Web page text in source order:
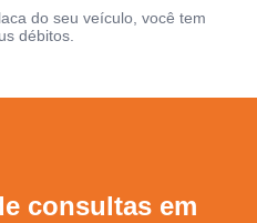
do seu veículo, você tem
débitos.
consultas em